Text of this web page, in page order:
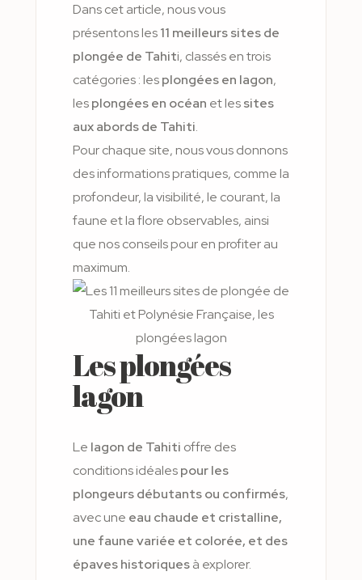
Dans cet article, nous vous
présentons les11 meilleurs sites de
plongée de Tahiti, classés en trois
catégories : lesplongées en lagon,
lesplongées en océan et lessites
aux abords de Tahiti.
Pour chaque site, nous vous donnons
des informations pratiques, comme la
profondeur, la visibilité, le courant, la
faune et la flore observables, ainsi
que nos conseils pour en profiter au
maximum.
Les plongées
lagon
Le lagon de Tahiti offre des
conditions idéalespour les
plongeurs débutants ou confirmés,
avec une eau chaude et cristalline,
une faune variée et colorée, et des
épaves historiquesà explorer.